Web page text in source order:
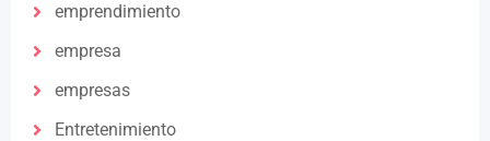
emprendimiento
empresa
empresas
Entretenimiento